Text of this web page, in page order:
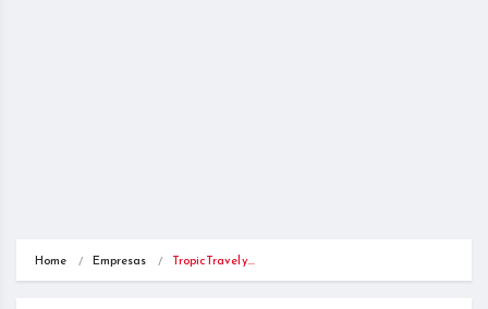
Home Empresas Tropic Travel y…